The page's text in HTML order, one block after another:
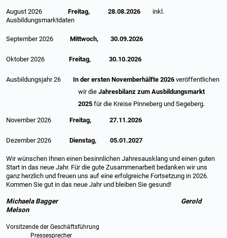
August 2026 Freitag, 28.08.2026 inkl.
Ausbildungsmarktdaten
September 2026 Mittwoch, 30.09.2026
Oktober 2026 Freitag, 30.10.2026
Ausbildungsjahr 26 In der ersten Novemberhälfte 2026 veröffentlichen
wir die Jahresbilanz zum Ausbildungsmarkt
2025 für die Kreise Pinneberg und Segeberg.
November 2026 Freitag, 27.11.2026
Dezember 2026 Dienstag, 05.01.2027
Wir wünschen Ihnen einen besinnlichen Jahresausklang und einen guten
Start in das neue Jahr. Für die gute Zusammenarbeit bedanken wir uns
ganz herzlich und freuen uns auf eine erfolgreiche Fortsetzung in 2026.
Kommen Sie gut in das neue Jahr und bleiben Sie gesund!
Michaela Bagger Gerold
Melson
Vorsitzende der Geschäftsführung
Pressesprecher